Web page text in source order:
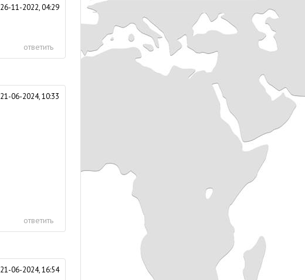
26-11-2022, 04:29
ответить
21-06-2024, 10:33
ответить
21-06-2024, 16:54